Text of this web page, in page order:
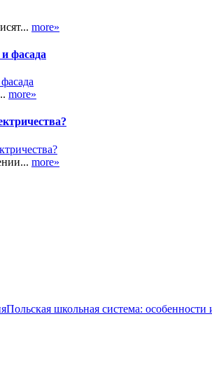
more»
фасада
more»
more»
Польская школьная система: особенности